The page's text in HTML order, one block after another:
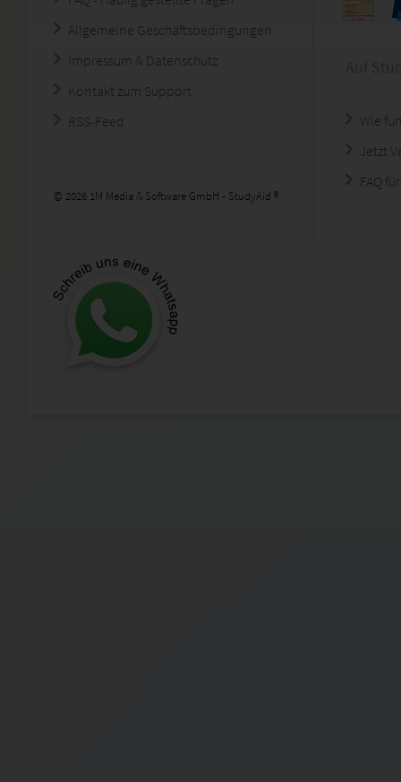
Allgemeine Geschäftsbedingungen
Impressum & Datenschutz
Kontakt zum Support
RSS-Feed
© 2026 1M Media & Software GmbH - StudyAid ®
Wie
Jetzt
FAQ